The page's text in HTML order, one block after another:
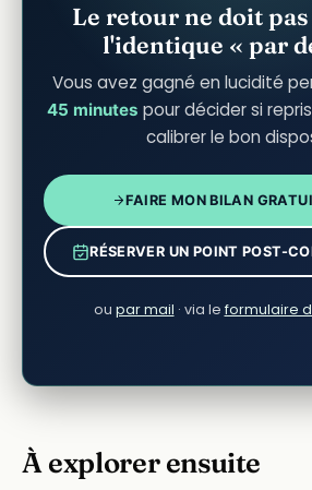
Le retour ne doit
l'identique « par
Vous avez gagné en lucidité
45 minutes pour décider si
calibrer le bon
FAIRE MON BILAN
RÉSERVER UN POINT POST-
ou par mail · via le formulaire
À explorer ensuite